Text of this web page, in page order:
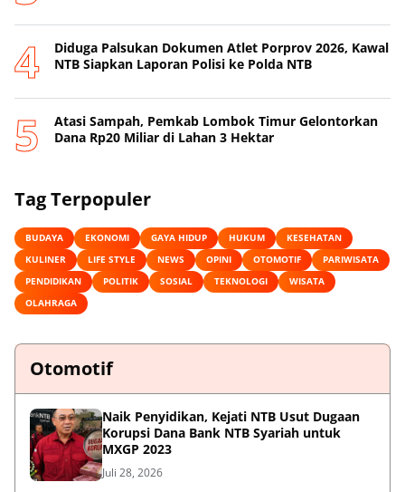
Diduga Palsukan Dokumen Atlet Porprov 2026, Kawal
NTB Siapkan Laporan Polisi ke Polda NTB
Atasi Sampah, Pemkab Lombok Timur Gelontorkan
Dana Rp20 Miliar di Lahan 3 Hektar
Tag Terpopuler
BUDAYA EKONOMI GAYA HIDUP HUKUM
KESEHATAN
KULINER
LIFE STYLE NEWS OPINI OTOMOTIF
PARIWISATA
PENDIDIKAN
POLITIK SOSIAL TEKNOLOGI
WISATA
OLAHRAGA
Otomotif
Naik Penyidikan, Kejati NTB Usut Dugaan
Korupsi Dana Bank NTB Syariah untuk
MXGP 2023
Juli 28, 2026